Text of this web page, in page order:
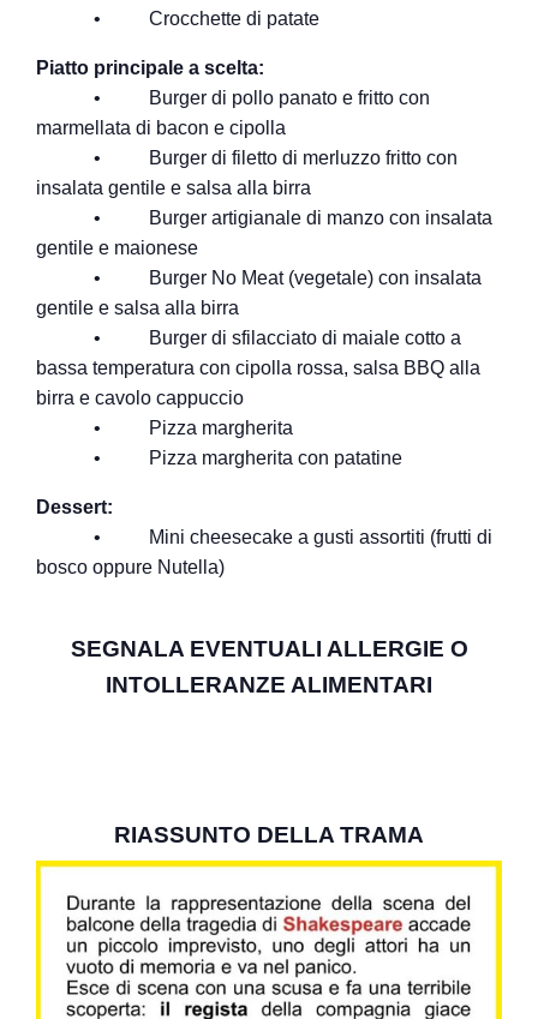
• Crocchette di patate
Piatto principale a scelta:
• Burger di pollo panato e fritto con
marmellata di bacon e cipolla
• Burger di filetto di merluzzo fritto con
insalata gentile e salsa alla birra
• Burger artigianale di manzo con insalata
gentile e maionese
• Burger No Meat (vegetale) con insalata
gentile e salsa alla birra
• Burger di sfilacciato di maiale cotto a
bassa temperatura con cipolla rossa, salsa BBQ alla
birra e cavolo cappuccio
• Pizza margherita
• Pizza margherita con patatine
Dessert:
• Mini cheesecake a gusti assortiti (frutti di
bosco oppure Nutella)
SEGNALA EVENTUALI ALLERGIE O
INTOLLERANZE ALIMENTARI
RIASSUNTO DELLA TRAMA